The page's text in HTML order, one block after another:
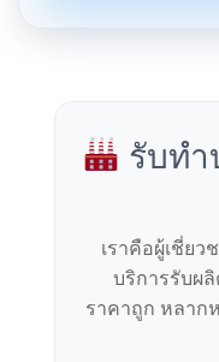
รับท
เราคือผู้เชี่ย
บริการรับผ
ราคาถูก หลาก